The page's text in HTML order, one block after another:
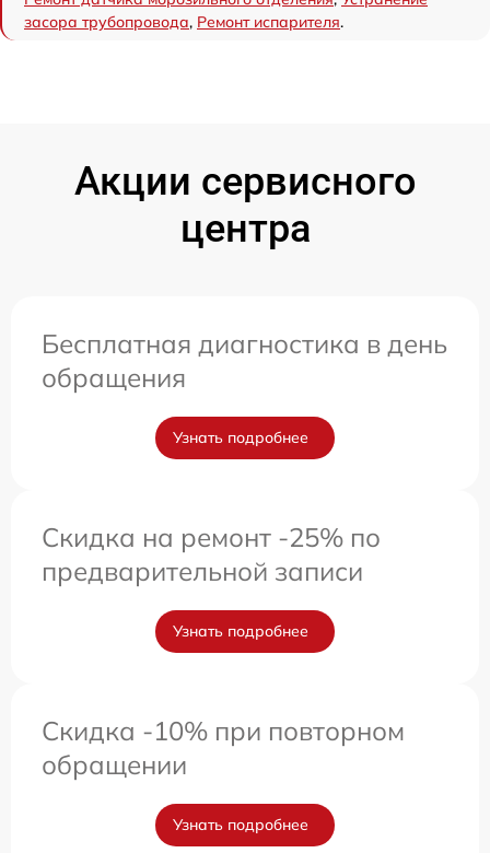
засора трубопровода, Ремонт испарителя.
Акции сервисного
центра
Бесплатная диагностика в день
обращения
Узнать подробнее
Скидка на ремонт -25% по
предварительной записи
Узнать подробнее
Скидка -10% при повторном
обращении
Узнать подробнее